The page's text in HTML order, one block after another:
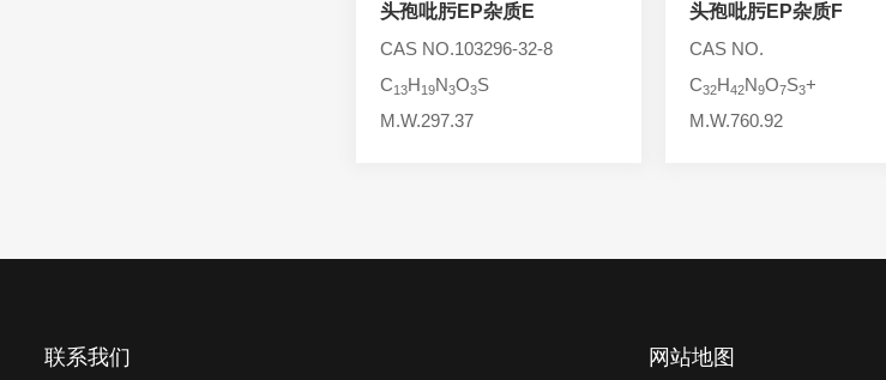
头孢西丁杂质
头孢唑肟杂质
林可霉素杂质
头孢吡肟EP杂质E
CAS NO.103296-32-8
C13H19N3O3S
M.W.297.37
头孢吡肟EP杂质F
CAS NO.
C32H42N9O7S3+
M.W.760.92
联系我们 网站地图